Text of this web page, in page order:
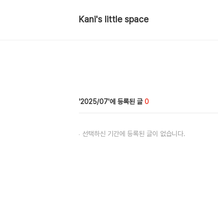
Kani's little space
2025/07 0
선택하신 기간에 등록된 글이 없습니다.